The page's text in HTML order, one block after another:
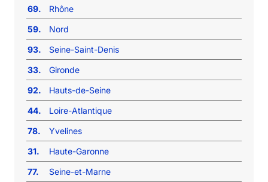
69.
Rhône
59.
Nord
93.
Seine-Saint-Denis
33.
Gironde
92.
Hauts-de-Seine
44.
Loire-Atlantique
78.
Yvelines
31.
Haute-Garonne
77.
Seine-et-Marne